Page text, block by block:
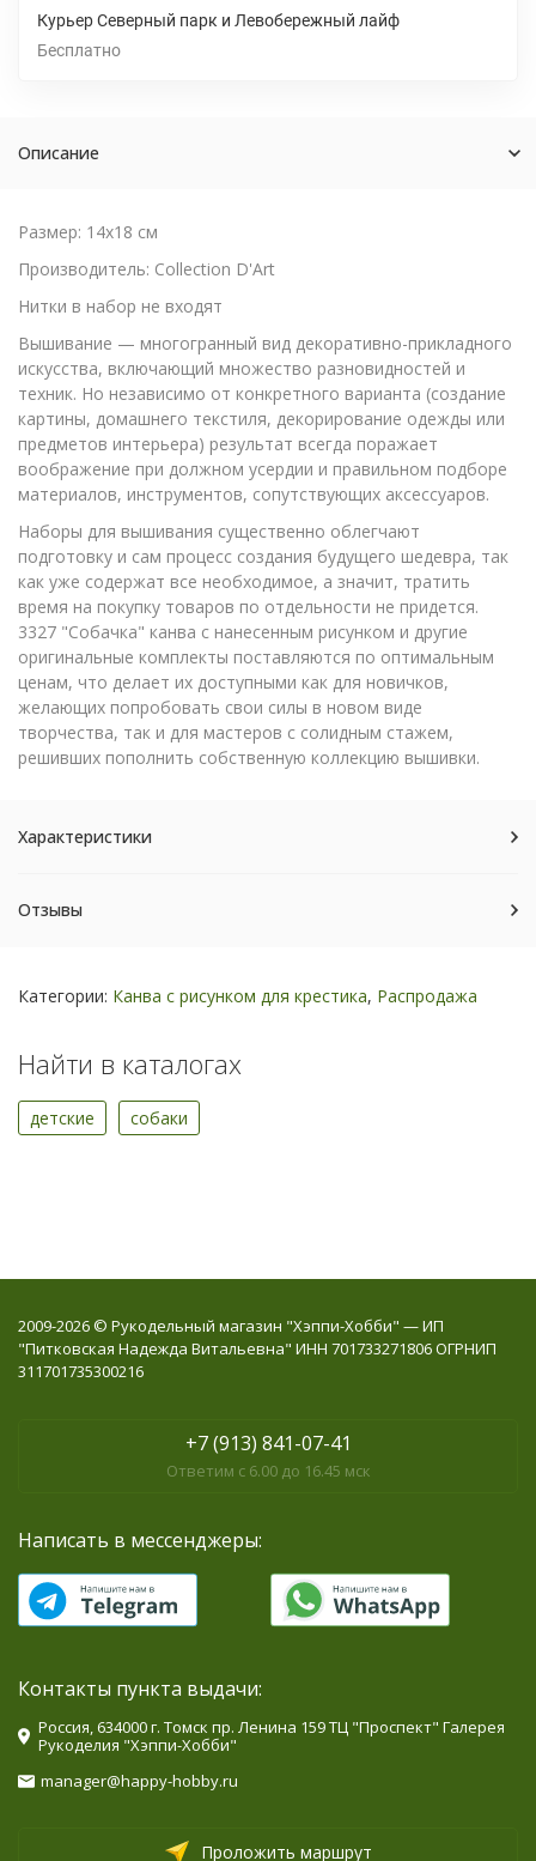
Курьер Северный парк и Левобережный лайф
Бесплатно
Описание
Размер: 14х18 см
Производитель: Collection D'Art
Нитки в набор не входят
Вышивание — многогранный вид декоративно-прикладного
искусства, включающий множество разновидностей и
техник. Но независимо от конкретного варианта (создание
картины, домашнего текстиля, декорирование одежды или
предметов интерьера) результат всегда поражает
воображение при должном усердии и правильном подборе
материалов, инструментов, сопутствующих аксессуаров.
Наборы для вышивания существенно облегчают
подготовку и сам процесс создания будущего шедевра, так
как уже содержат все необходимое, а значит, тратить
время на покупку товаров по отдельности не придется.
3327 "Собачка" канва с нанесенным рисунком и другие
оригинальные комплекты поставляются по оптимальным
ценам, что делает их доступными как для новичков,
желающих попробовать свои силы в новом виде
творчества, так и для мастеров с солидным стажем,
решивших пополнить собственную коллекцию вышивки.
Характеристики
Отзывы
Категории: Канва с рисунком для крестика, Распродажа
Найти в каталогах
детские собаки
2009-2026 © Рукодельный магазин "Хэппи-Хобби" — ИП
"Питковская Надежда Витальевна" ИНН 701733271806 ОГРНИП
311701735300216
+7 (913) 841-07-41
Ответим с 6.00 до 16.45 мск
Написать в мессенджеры:
Контакты пункта выдачи:
Россия, 634000 г. Томск пр. Ленина 159 ТЦ "Проспект" Галерея
Рукоделия "Хэппи-Хобби"
manager@happy-hobby.ru
Проложить маршрут